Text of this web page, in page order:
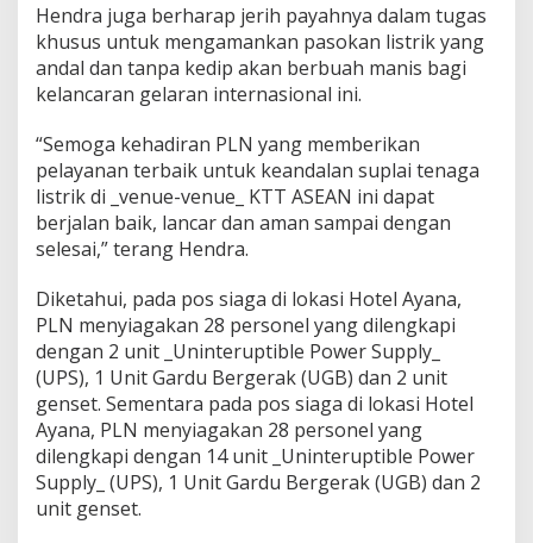
Hendra juga berharap jerih payahnya dalam tugas
khusus untuk mengamankan pasokan listrik yang
andal dan tanpa kedip akan berbuah manis bagi
kelancaran gelaran internasional ini.
“Semoga kehadiran PLN yang memberikan
pelayanan terbaik untuk keandalan suplai tenaga
listrik di _venue-venue_ KTT ASEAN ini dapat
berjalan baik, lancar dan aman sampai dengan
selesai,” terang Hendra.
Diketahui, pada pos siaga di lokasi Hotel Ayana,
PLN menyiagakan 28 personel yang dilengkapi
dengan 2 unit _Uninteruptible Power Supply_
(UPS), 1 Unit Gardu Bergerak (UGB) dan 2 unit
genset. Sementara pada pos siaga di lokasi Hotel
Ayana, PLN menyiagakan 28 personel yang
dilengkapi dengan 14 unit _Uninteruptible Power
Supply_ (UPS), 1 Unit Gardu Bergerak (UGB) dan 2
unit genset.